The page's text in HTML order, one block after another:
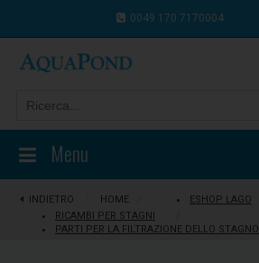
0049 170 7170004
Menu
INDIETRO HOME ESHOP LAGO
RICAMBI PER STAGNI
PARTI PER LA FILTRAZIONE DELLO STAGNO